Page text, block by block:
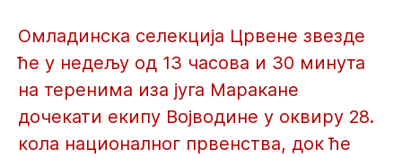
Омладинска селекција Црвене звезде
ће у недељу од 13 часова и 30 минута
на теренима иза југа Маракане
дочекати екипу Војводине у оквиру 28.
кола националног првенства, док ће